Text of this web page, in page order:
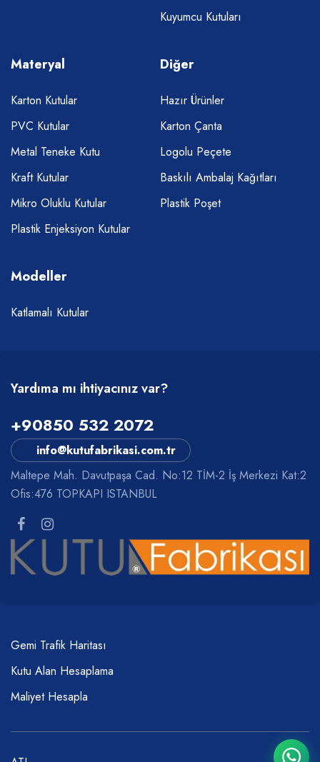
Kuyumcu Kutuları
Materyal
Karton Kutular
PVC Kutular
Metal Teneke Kutu
Kraft Kutular
Mikro Oluklu Kutular
Plastik Enjeksiyon Kutular
Diğer
Hazır Ürünler
Karton Çanta
Logolu Peçete
Baskılı Ambalaj Kağıtları
Plastik Poşet
Modeller
Katlamalı Kutular
Yardıma mı ihtiyacınız var?
+90850 532 2072
info@kutufabrikasi.com.tr
Maltepe Mah. Davutpaşa Cad. No:12 TİM-2 İş Merkezi Kat:2
Ofis:476 TOPKAPI ISTANBUL
Gemi Trafik Haritası
Kutu Alan Hesaplama
Maliyet Hesapla